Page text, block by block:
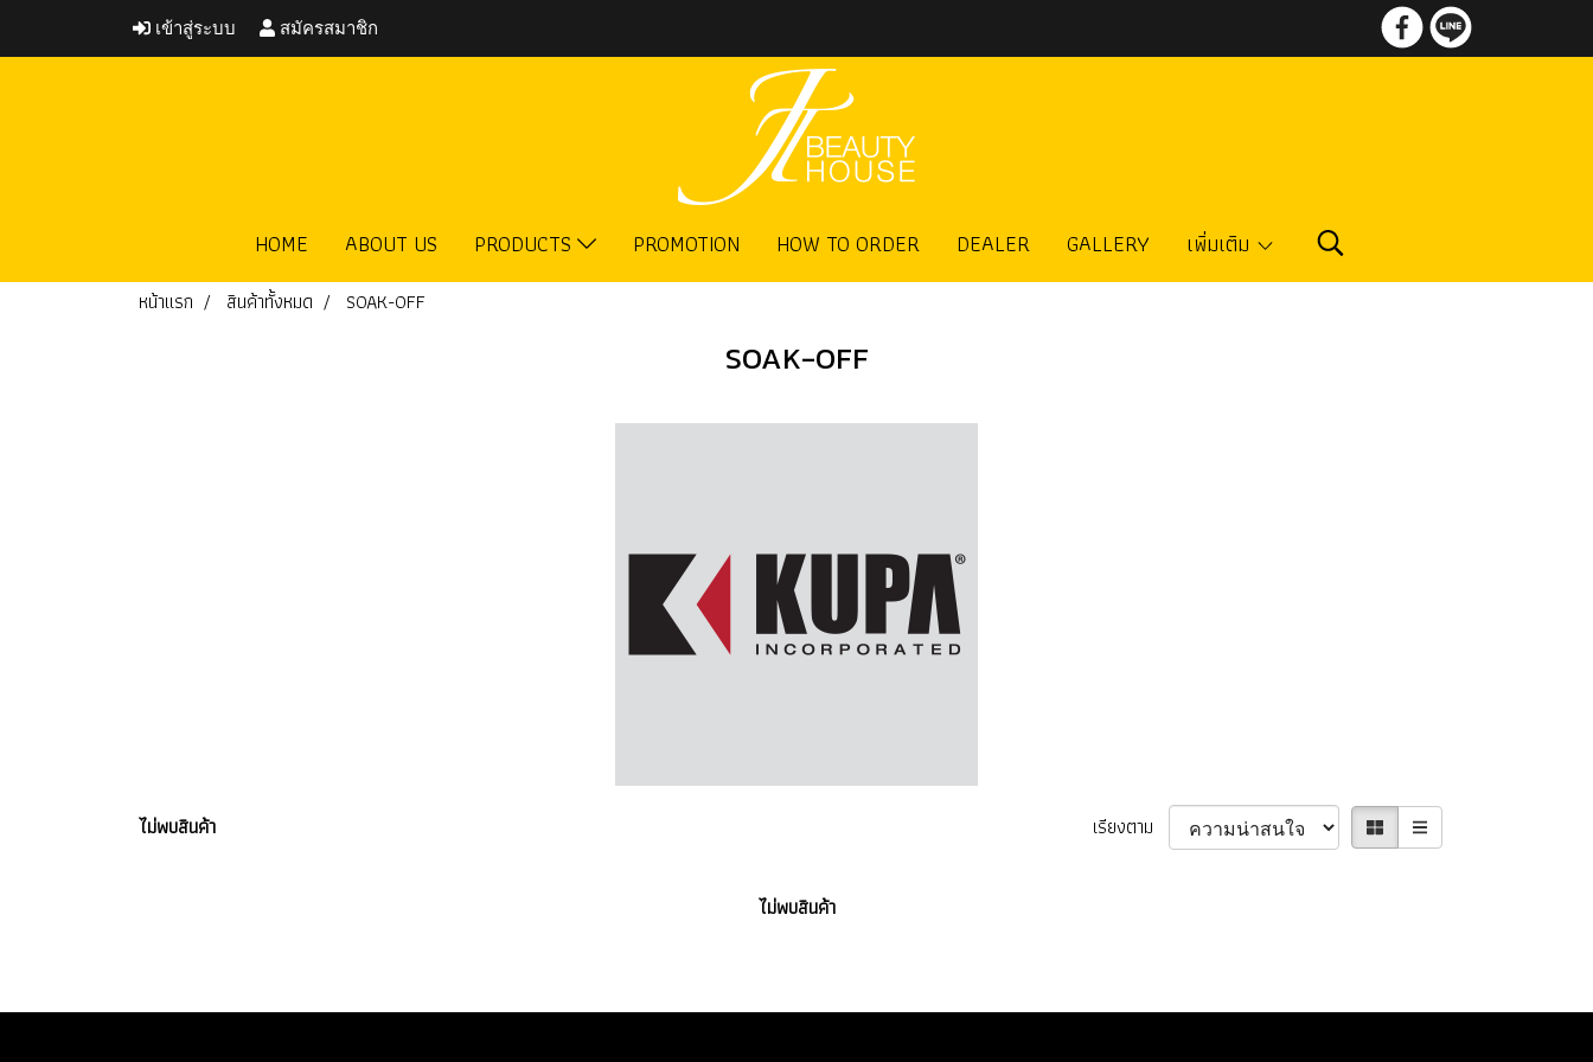
เข้าสู่ระบบ สมัครสมาชิก
HOME ABOUT US PRODUCTS PROMOTION HOW TO ORDER DEALER GALLERY เพิ่มเติม
หน้าแรก สินค้าทั้งหมด SOAK-OFF
SOAK-OFF
ไม่พบสินค้า เรียงตาม
ไม่พบสินค้า